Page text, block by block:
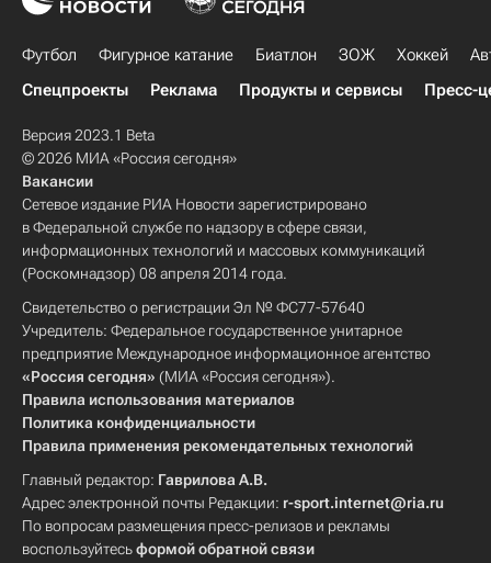
Футбол Фигурное катание Биатлон ЗОЖ Хоккей
Спецпроекты
Реклама Продукты и сервисы Пресс-
Версия 2023.1 Beta
© 2026 МИА «Россия сегодня»
Вакансии
Сетевое издание РИА Новости зарегистрировано
в Федеральной службе по надзору в сфере связи,
информационных технологий и массовых коммуникаций
(Роскомнадзор) 08 апреля 2014 года.
Свидетельство о регистрации Эл № ФС77-57640
Учредитель: Федеральное государственное унитарное
предприятие Международное информационное агентство
«Россия сегодня» (МИА «Россия сегодня»).
Правила использования материалов
Политика конфиденциальности
Правила применения рекомендательных технологий
Главный редактор: Гаврилова А.В.
Адрес электронной почты Редакции: r-sport.internet@ria.ru
По вопросам размещения пресс-релизов и рекламы
воспользуйтесьформой обратной связи